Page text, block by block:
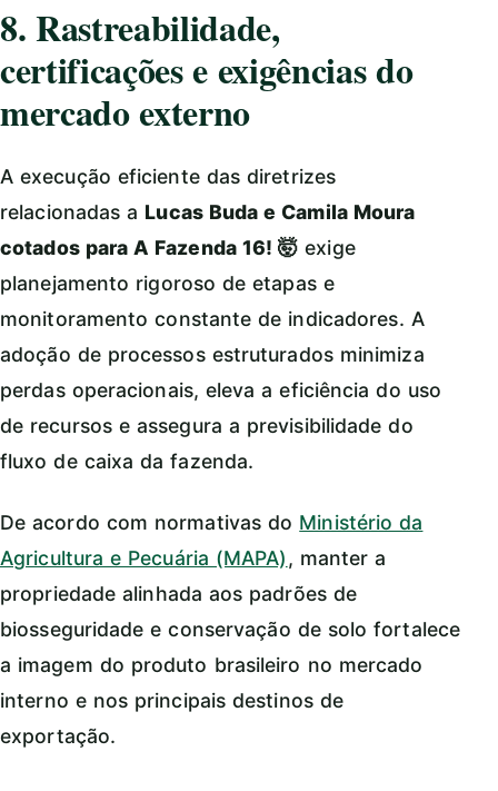
8. Rastreabilidade,
certificações e exigências do
mercado externo
A execução eficiente das diretrizes
relacionadas a Lucas Buda e Camila Moura
cotados para A Fazenda 16! 🤯 exige
planejamento rigoroso de etapas e
monitoramento constante de indicadores. A
adoção de processos estruturados minimiza
perdas operacionais, eleva a eficiência do uso
de recursos e assegura a previsibilidade do
fluxo de caixa da fazenda.
De acordo com normativas do Ministério da
Agricultura e Pecuária (MAPA), manter a
propriedade alinhada aos padrões de
biosseguridade e conservação de solo fortalece
a imagem do produto brasileiro no mercado
interno e nos principais destinos de
exportação.